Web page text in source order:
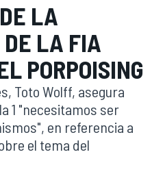
LA
DE LA FIA
PORPOISING
Toto Wolff, asegura
1 "necesitamos ser
en referencia a
el tema del